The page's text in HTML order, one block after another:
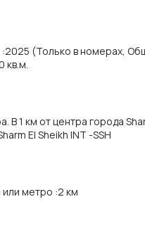
:2025 (Только в номерах,
кв.м.
В 1 км от центра города
El Sheikh INT -SSH
или метро :2 км